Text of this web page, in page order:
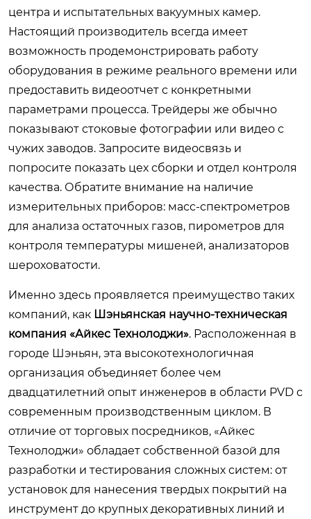
центра и испытательных вакуумных камер.
Настоящий производитель всегда имеет
возможность продемонстрировать работу
оборудования в режиме реального времени или
предоставить видеоотчет с конкретными
параметрами процесса. Трейдеры же обычно
показывают стоковые фотографии или видео с
чужих заводов. Запросите видеосвязь и
попросите показать цех сборки и отдел контроля
качества. Обратите внимание на наличие
измерительных приборов: масс-спектрометров
для анализа остаточных газов, пирометров для
контроля температуры мишеней, анализаторов
шероховатости.
Именно здесь проявляется преимущество таких
компаний, как Шэньянская научно-техническая
компания «Айкес Технолоджи». Расположенная в
городе Шэньян, эта высокотехнологичная
организация объединяет более чем
двадцатилетний опыт инженеров в области PVD с
современным производственным циклом. В
отличие от торговых посредников, «Айкес
Технолоджи» обладает собственной базой для
разработки и тестирования сложных систем: от
установок для нанесения твердых покрытий на
инструмент до крупных декоративных линий и